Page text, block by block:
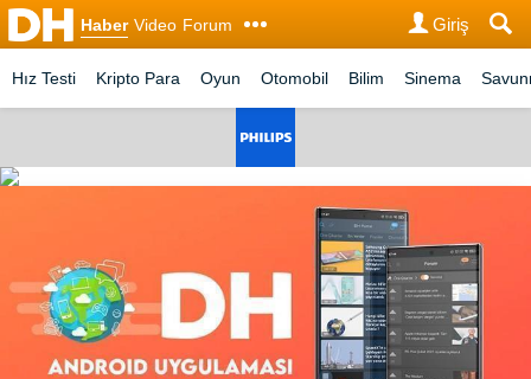
Haber Video Forum Giriş
Hız Testi Kripto Para Oyun Otomobil Bilim Sinema